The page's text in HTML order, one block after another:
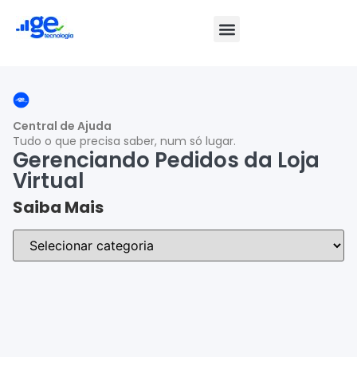
Central de Ajuda
Tudo o que precisa saber, num só lugar.
Gerenciando Pedidos da Loja
Virtual
Saiba Mais